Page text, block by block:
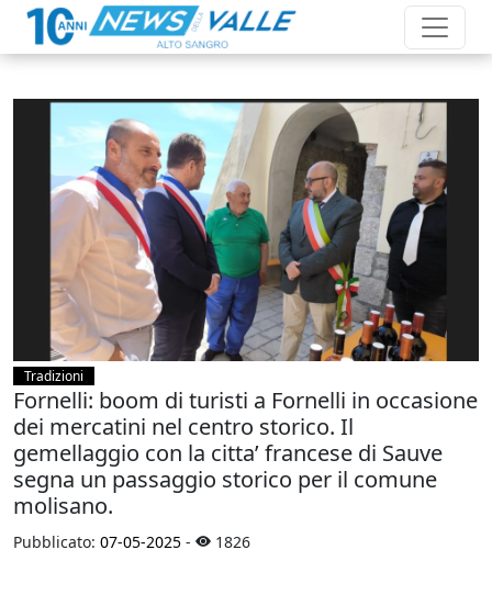
Tradizioni
Fornelli: boom di turisti a Fornelli in occasione
dei mercatini nel centro storico. Il
gemellaggio con la citta’ francese di Sauve
segna un passaggio storico per il comune
molisano.
Pubblicato: 07-05-2025 - 1826